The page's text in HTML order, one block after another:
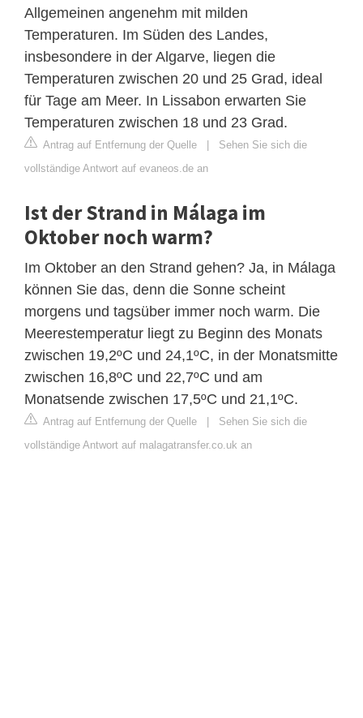
Allgemeinen angenehm mit milden
Temperaturen. Im Süden des Landes,
insbesondere in der Algarve, liegen die
Temperaturen zwischen 20 und 25 Grad, ideal
für Tage am Meer. In Lissabon erwarten Sie
Temperaturen zwischen 18 und 23 Grad.
Antrag auf Entfernung der Quelle | Sehen Sie sich die
vollständige Antwort auf evaneos.de an
Ist der Strand in Málaga im
Oktober noch warm?
Im Oktober an den Strand gehen? Ja, in Málaga
können Sie das, denn die Sonne scheint
morgens und tagsüber immer noch warm. Die
Meerestemperatur liegt zu Beginn des Monats
zwischen 19,2ºC und 24,1ºC, in der Monatsmitte
zwischen 16,8ºC und 22,7ºC und am
Monatsende zwischen 17,5ºC und 21,1ºC.
Antrag auf Entfernung der Quelle | Sehen Sie sich die
vollständige Antwort auf malagatransfer.co.uk an